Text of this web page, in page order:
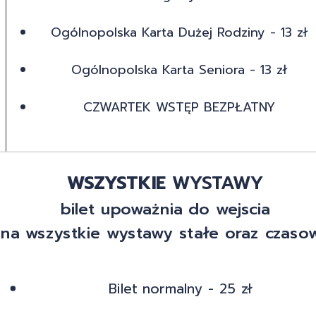
Ogólnopolska Karta Dużej Rodziny - 13 zł
Ogólnopolska Karta Seniora - 13 zł
CZWARTEK WSTĘP BEZPŁATNY
WSZYSTKIE WYSTAWY
bilet upoważnia do wejscia
na wszystkie wystawy stałe oraz
Bilet normalny - 25 zł